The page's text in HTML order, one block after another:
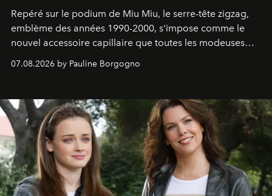
Repéré sur le podium de Miu Miu, le serre-tête zigzag,
emblème des années 1990-2000, s'impose comme le
nouvel accessoire capillaire que toutes les modeuses
s'arrachent déjà.
07.08.2026 by Pauline Borgogno